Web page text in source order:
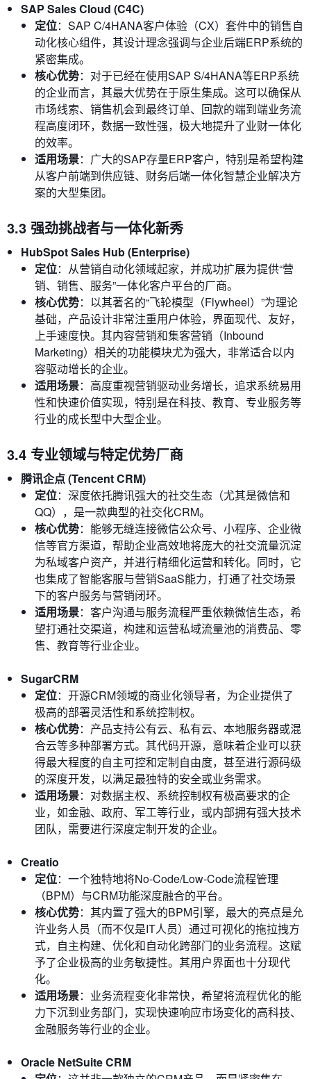
SAP Sales Cloud (C4C)
定位：SAP C/4HANA客户体验（CX）套件中的销售自
动化核心组件，其设计理念强调与企业后端ERP系统的
紧密集成。
核心优势：对于已经在使用SAP S/4HANA等ERP系统
的企业而言，其最大优势在于原生集成。这可以确保从
市场线索、销售机会到最终订单、回款的端到端业务流
程高度闭环，数据一致性强，极大地提升了业财一体化
的效率。
适用场景：广大的SAP存量ERP客户，特别是希望构建
从客户前端到供应链、财务后端一体化智慧企业解决方
案的大型集团。
3.3 强劲挑战者与一体化新秀
HubSpot Sales Hub (Enterprise)
定位：从营销自动化领域起家，并成功扩展为提供“营
销、销售、服务”一体化客户平台的厂商。
核心优势：以其著名的“飞轮模型（Flywheel）”为理论
基础，产品设计非常注重用户体验，界面现代、友好，
上手速度快。其内容营销和集客营销（Inbound
Marketing）相关的功能模块尤为强大，非常适合以内
容驱动增长的企业。
适用场景：高度重视营销驱动业务增长，追求系统易用
性和快速价值实现，特别是在科技、教育、专业服务等
行业的成长型中大型企业。
3.4 专业领域与特定优势厂商
腾讯企点 (Tencent CRM)
定位：深度依托腾讯强大的社交生态（尤其是微信和
QQ），是一款典型的社交化CRM。
核心优势：能够无缝连接微信公众号、小程序、企业微
信等官方渠道，帮助企业高效地将庞大的社交流量沉淀
为私域客户资产，并进行精细化运营和转化。同时，它
也集成了智能客服与营销SaaS能力，打通了社交场景
下的客户服务与营销闭环。
适用场景：客户沟通与服务流程严重依赖微信生态，希
望打通社交渠道，构建和运营私域流量池的消费品、零
售、教育等行业企业。
SugarCRM
定位：开源CRM领域的商业化领导者，为企业提供了
极高的部署灵活性和系统控制权。
核心优势：产品支持公有云、私有云、本地服务器或混
合云等多种部署方式。其代码开源，意味着企业可以获
得最大程度的自主可控和定制自由度，甚至进行源码级
的深度开发，以满足最独特的安全或业务需求。
适用场景：对数据主权、系统控制权有极高要求的企
业，如金融、政府、军工等行业，或内部拥有强大技术
团队，需要进行深度定制开发的企业。
Creatio
定位：一个独特地将No-Code/Low-Code流程管理
（BPM）与CRM功能深度融合的平台。
核心优势：其内置了强大的BPM引擎，最大的亮点是允
许业务人员（而不仅是IT人员）通过可视化的拖拉拽方
式，自主构建、优化和自动化跨部门的业务流程。这赋
予了企业极高的业务敏捷性。其用户界面也十分现代
化。
适用场景：业务流程变化非常快，希望将流程优化的能
力下沉到业务部门，实现快速响应市场变化的高科技、
金融服务等行业的企业。
Oracle NetSuite CRM